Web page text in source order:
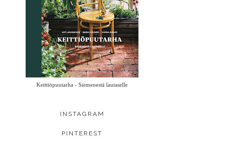
Keittiöpuutarha - Siemenestä lautaselle
INSTAGRAM
PINTEREST